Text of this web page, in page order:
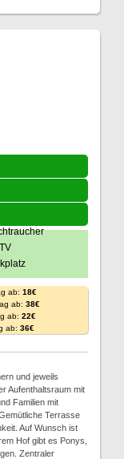
ab: 18€
ab: 38€
ab: 22€
ab: 36€
und jeweils
Aufenthaltsraum mit
Familien mit
Terrasse
Auf Wunsch ist
Hof gibt es Ponys,
Zentraler